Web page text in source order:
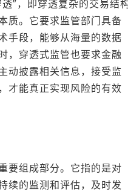
”，即穿透复杂的交易结
质。它要求监管部门具备
手段，能够从海量的数据
，穿透式监管也要求金融
动披露相关信息，接受监
才能真正实现风险的有效
要组成部分。它指的是对
续的监测和评估，及时发